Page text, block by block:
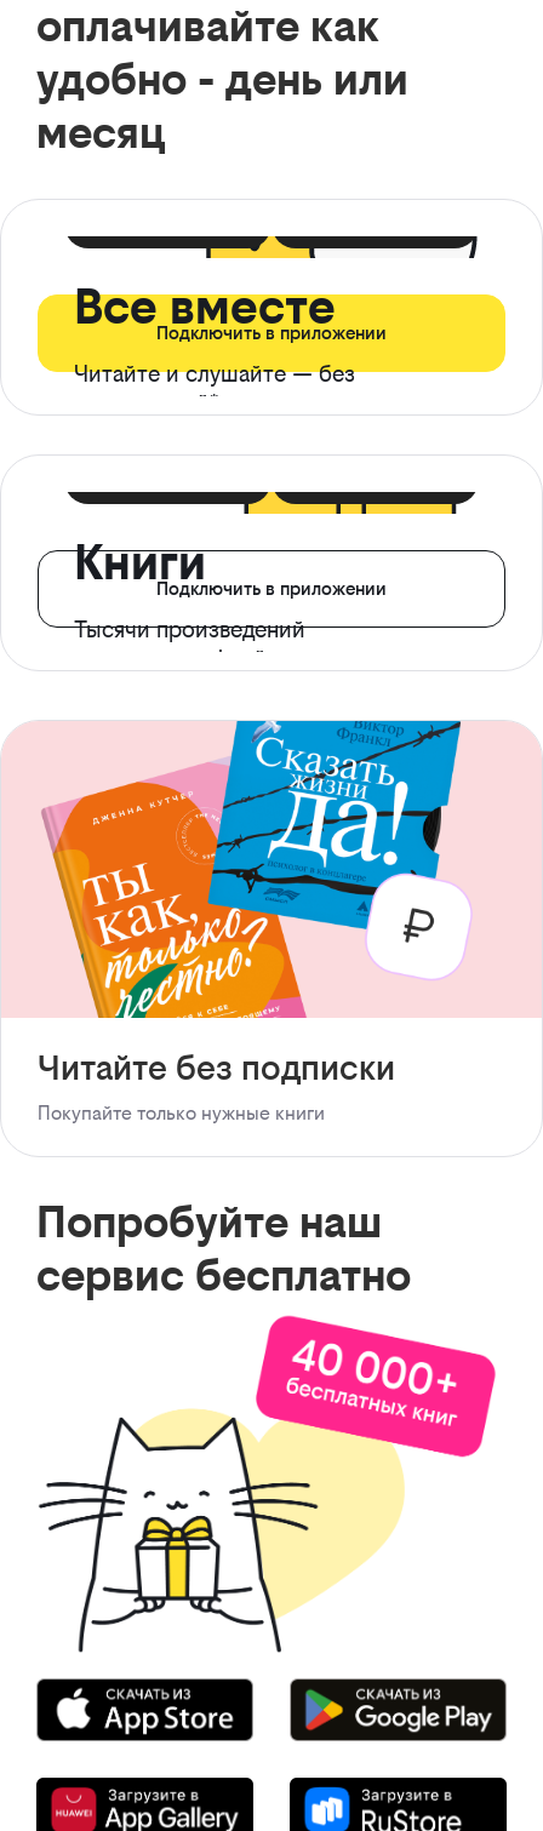
оплачивайте как
удобно - день или
месяц
Все вместе
Читайте и слушайте — без
ограничений*
Подключить в приложении
Книги
Тысячи произведений
с доступом офлайн
Подключить в приложении
Читайте без подписки
Покупайте только нужные книги
Попробуйте наш
сервис бесплатно